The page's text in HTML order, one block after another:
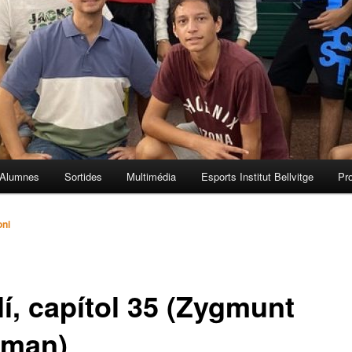
Alumnes Sortides Multimédia Esports Institut Bellvitge
capítol 35 (Zygmunt